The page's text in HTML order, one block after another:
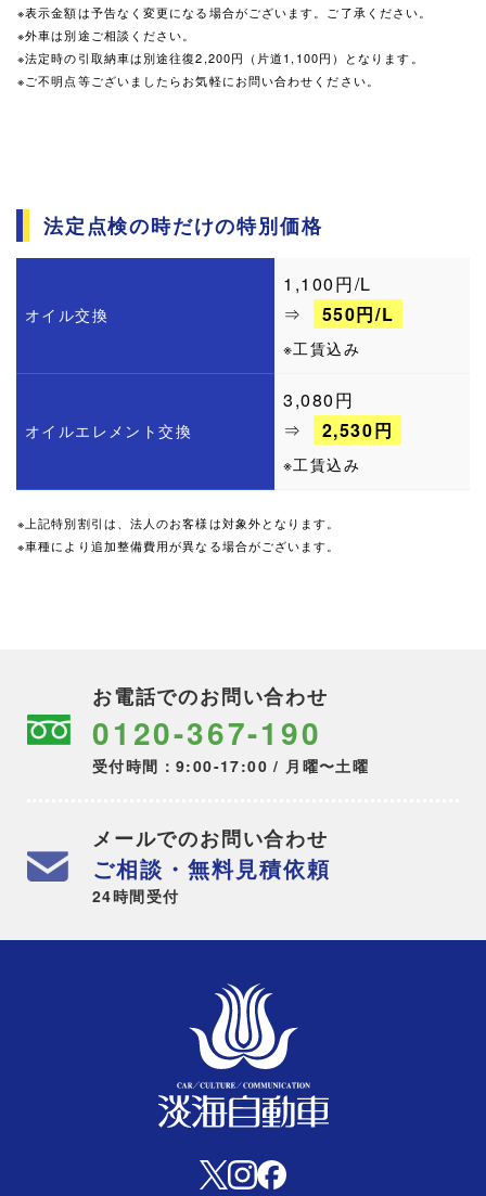
※表示金額は予告なく変更になる場合がございます。ご了承ください。
※外車は別途ご相談ください。
※法定時の引取納車は別途往復2,200円（片道1,100円）となります。
※ご不明点等ございましたらお気軽にお問い合わせください。
法定点検の時だけの特別価格
オイル交換
1,100円/L
⇒
550円/L
※工賃込み
オイルエレメント交換
3,080円
⇒
2,530円
※工賃込み
※上記特別割引は、法人のお客様は対象外となります。
※車種により追加整備費用が異なる場合がございます。
お電話でのお問い合わせ
0120-367-190
受付時間：9:00-17:00 / 月曜〜土曜
メールでのお問い合わせ
ご相談・無料見積依頼
24時間受付